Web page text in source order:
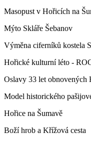
Masopust v Hořicích na
Mýto Skláře Šebanov
Výměna ciferníků kostela
Hořické kulturní léto -
Oslavy 33 let obnovených
Model historického
Hořice na Šumavě
Boží hrob a Křížová cesta